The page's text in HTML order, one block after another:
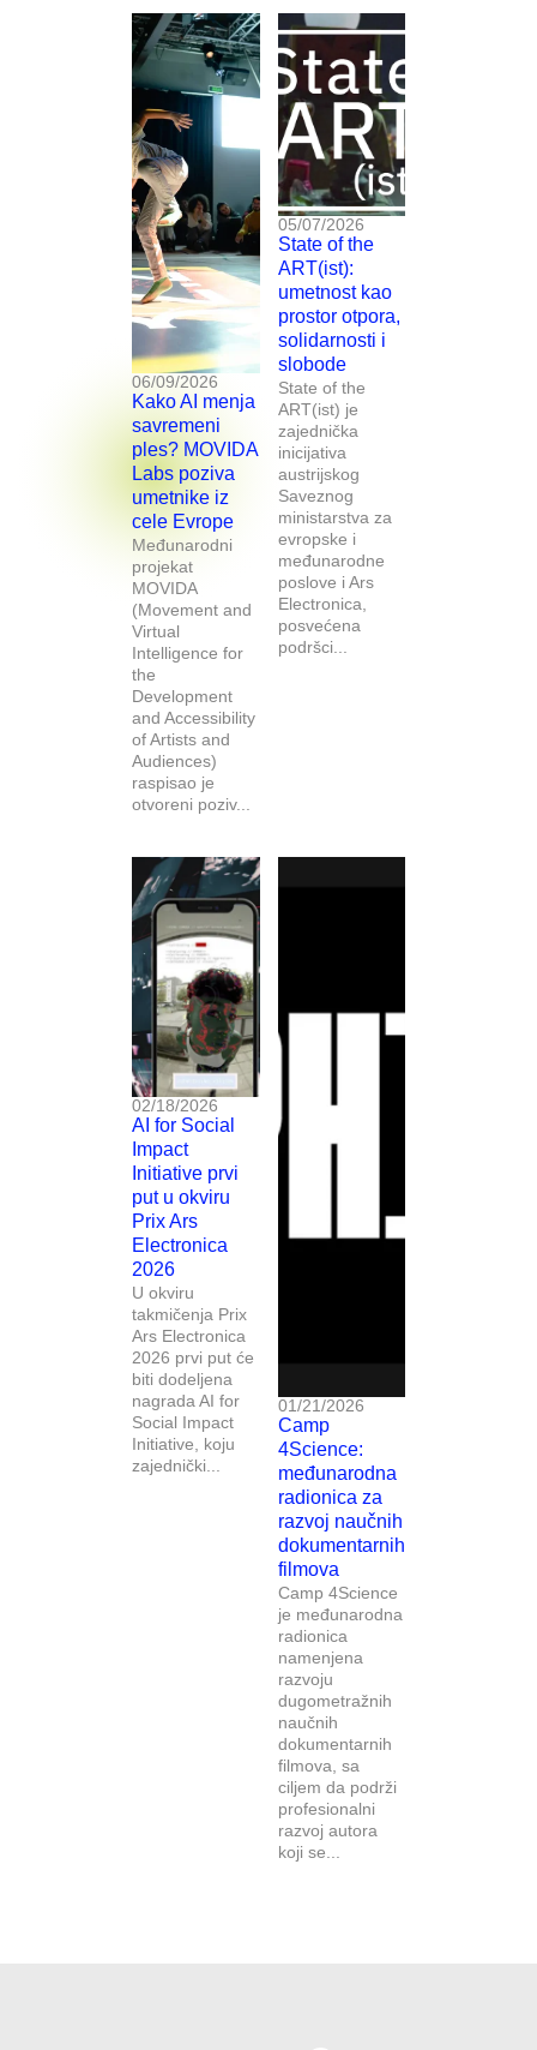
06/09/2026
Kako AI menja
savremeni
ples? MOVIDA
Labs poziva
umetnike iz
cele Evrope
Međunarodni
projekat
MOVIDA
(Movement and
Virtual
Intelligence for
the
Development
and Accessibility
of Artists and
Audiences)
raspisao je
otvoreni poziv...
05/07/2026
State of the
ART(ist):
umetnost kao
prostor otpora,
solidarnosti i
slobode
State of the
ART(ist) je
zajednička
inicijativa
austrijskog
Saveznog
ministarstva za
evropske i
međunarodne
poslove i Ars
Electronica,
posvećena
podršci...
02/18/2026
AI for Social
Impact
Initiative prvi
put u okviru
Prix Ars
Electronica
2026
U okviru
takmičenja Prix
Ars Electronica
2026 prvi put će
biti dodeljena
nagrada AI for
Social Impact
Initiative, koju
zajednički...
01/21/2026
Camp
4Science:
međunarodna
radionica za
razvoj naučnih
dokumentarnih
filmova
Camp 4Science
je međunarodna
radionica
namenjena
razvoju
dugometražnih
naučnih
dokumentarnih
filmova, sa
ciljem da podrži
profesionalni
razvoj autora
koji se...